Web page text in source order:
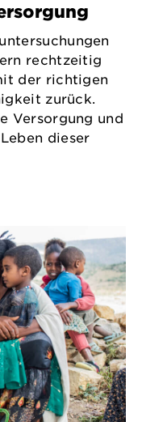
rechtzeitig
der richtigen
zurück.
Versorgung und
dieser